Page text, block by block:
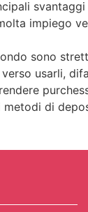
impiego
sono
usarli,
di